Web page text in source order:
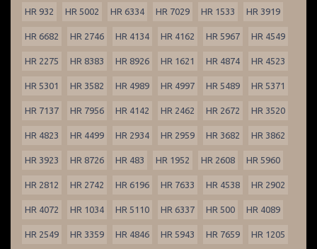
HR 932 HR 5002 HR 6334 HR 7029 HR 1533 HR 3919
HR 6682 HR 2746 HR 4134 HR 4162 HR 5967 HR 4549
HR 2275 HR 8383 HR 8926 HR 1621 HR 4874 HR 4523
HR 5301 HR 3582 HR 4989 HR 4997 HR 5489 HR 5371
HR 7137 HR 7956 HR 4142 HR 2462 HR 2672 HR 3520
HR 4823 HR 4499 HR 2934 HR 2959 HR 3682 HR 3862
HR 3923 HR 8726 HR 483 HR 1952 HR 2608 HR 5960
HR 2812 HR 2742 HR 6196 HR 7633 HR 4538 HR 2902
HR 4072 HR 1034 HR 5110 HR 6337 HR 500 HR 4089
HR 2549 HR 3359 HR 4846 HR 5943 HR 7659 HR 1205